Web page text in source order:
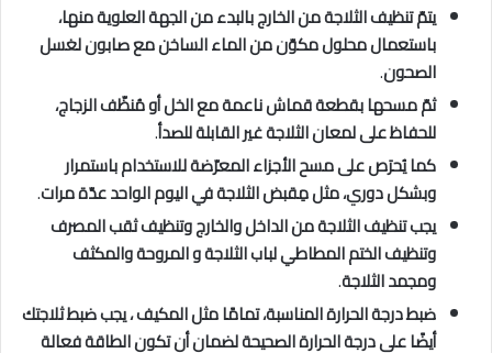
يتمّ تنظيف الثلاجة من الخارج بالبدء من الجهة العلوية منها،
باستعمال محلول مكوّن من الماء الساخن مع صابون لغسل
الصحون.
ثمّ مسحها بقطعة قماش ناعمة مع الخل أو مُنظّف الزجاج،
للحفاظ على لمعان الثلاجة غير القابلة للصدأ.
كما يُحرَص على مسح الأجزاء المعرّضة للاستخدام باستمرار
وبشكل دوري، مثل مِقبض الثلاجة في اليوم الواحد عدّة مرات.
يجب تنظيف الثلاجة من الداخل والخارج وتنظيف ثقب المصرف
وتنظيف الختم المطاطي لباب الثلاجة و المروحة والمكثف
ومجمد الثلاجة.
ضبط درجة الحرارة المناسبة، تمامًا مثل المكيف ، يجب ضبط ثلاجتك
أيضًا على درجة الحرارة الصحيحة لضمان أن تكون الطاقة فعالة